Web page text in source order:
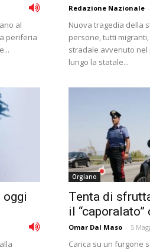
al
periferia
Redazione Nazionale -
Nuova tragedia della
persone, tutti
stradale avvenuto nel
lungo la statale...
oggi
Orgiano
Tenta di
il “caporalato”
Omar Dal Maso - 5
Carica su un furgone